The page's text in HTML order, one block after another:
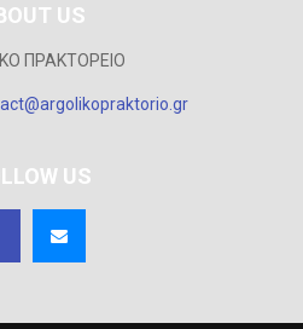
US
ΠΡΑΚΤΟΡΕΙΟ
US